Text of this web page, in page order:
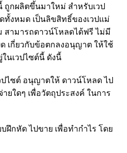
ถูกผลิตขึ้นมาใหม่ สำหรับเวป
ทั้งหมด เป็นลิขสิทธิ์ของเวปแม่
สามารถดาวน์โหลดได้ฟรี ไม่มี
เกี่ยวกับข้อตกลงอนุญาต ให้ใช้
นเวปไซต์นี้ ดังนี้
ไซต์ อนุญาตให้ ดาวน์โหลด ไป
ยใดๆ เพื่อวัตถุประสงค์ ในการ
กหัด ไปขาย เพื่อทำกำไร โดย